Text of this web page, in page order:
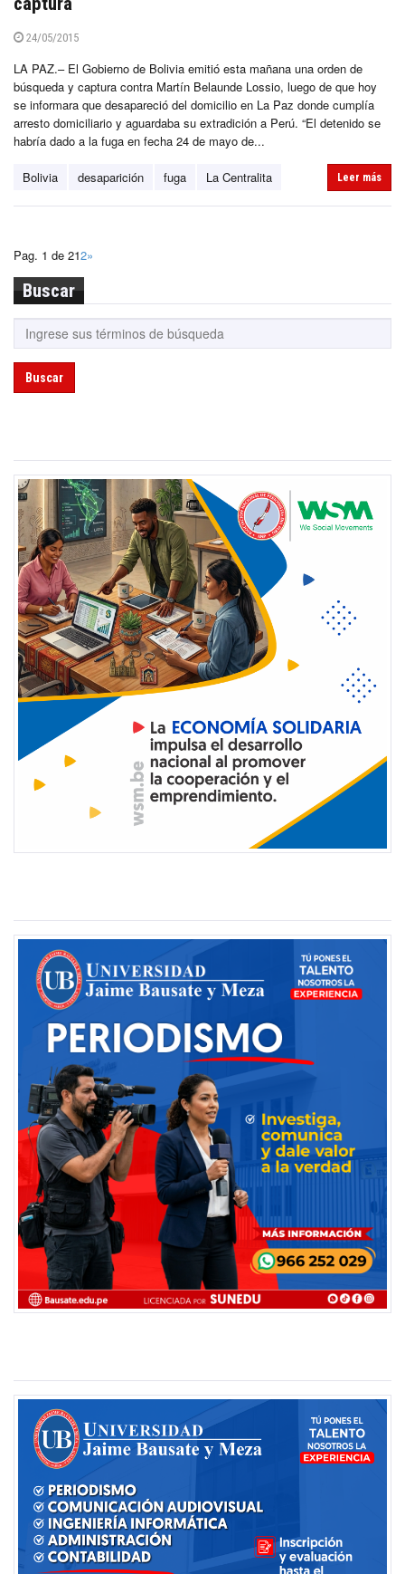
24/05/2015
LA PAZ.– El Gobierno de Bolivia emitió esta mañana una orden de
búsqueda y captura contra Martín Belaunde Lossio, luego de que hoy
se informara que desapareció del domicilio en La Paz donde cumplía
arresto domiciliario y aguardaba su extradición a Perú. “El detenido se
habría dado a la fuga en fecha 24 de mayo de...
Bolivia desaparición fuga La Centralita Leer más
Pag. 1 de 212»
Buscar
Buscar